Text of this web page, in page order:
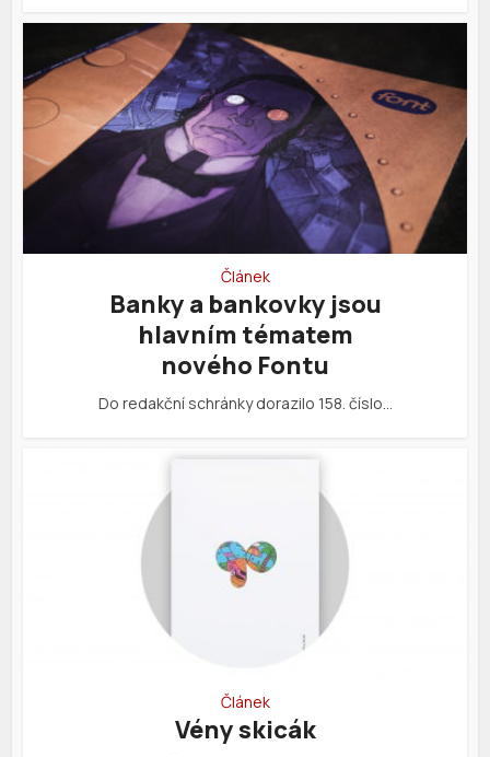
Článek
Banky a bankovky jsou
hlavním tématem
nového Fontu
Do redakční schránky dorazilo 158. číslo…
Článek
Vény skicák